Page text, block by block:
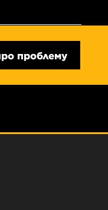
проблему